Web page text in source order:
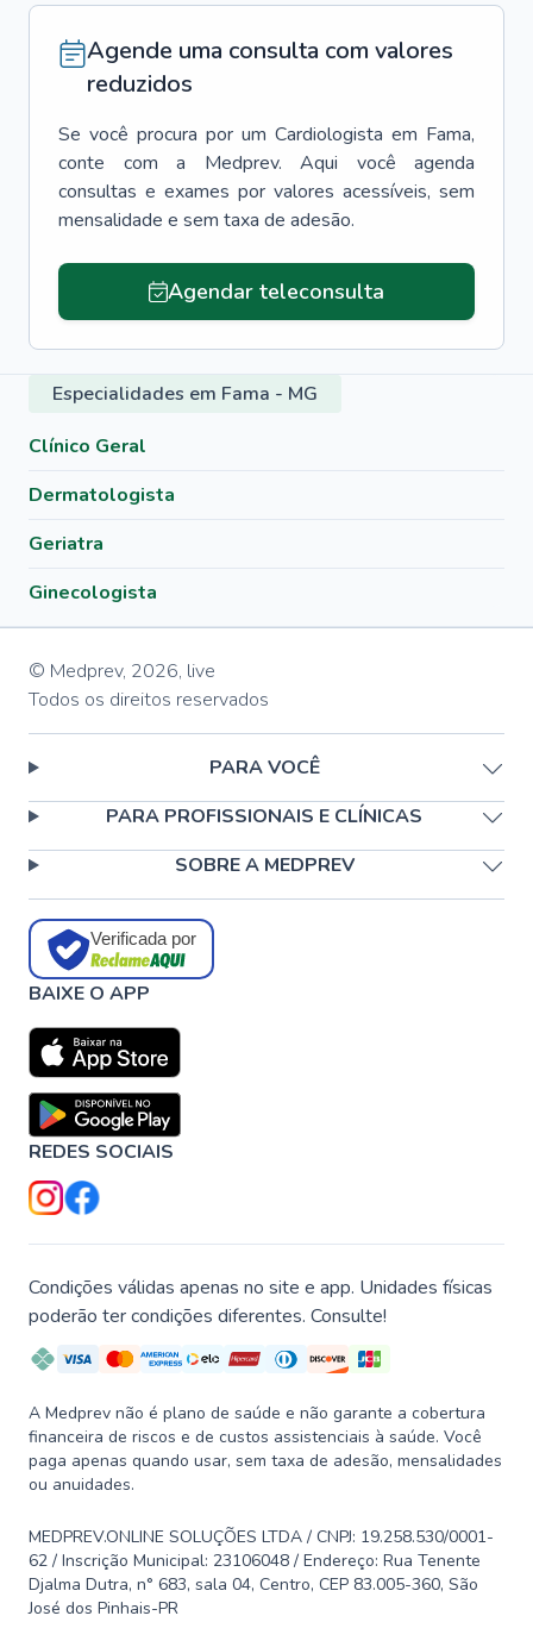
Agende uma consulta com valores
reduzidos
Se você procura por um Cardiologista em Fama,
conte com a Medprev. Aqui você agenda
consultas e exames por valores acessíveis, sem
mensalidade e sem taxa de adesão.
Agendar teleconsulta
Especialidades em Fama - MG
Clínico Geral
Dermatologista
Geriatra
Ginecologista
© Medprev, 2026, live
Todos os direitos reservados
PARA VOCÊ
PARA PROFISSIONAIS E CLÍNICAS
SOBRE A MEDPREV
Verificada por
BAIXE O APP
REDES SOCIAIS
Condições válidas apenas no site e app. Unidades físicas
poderão ter condições diferentes. Consulte!
A Medprev não é plano de saúde e não garante a cobertura
financeira de riscos e de custos assistenciais à saúde. Você
paga apenas quando usar, sem taxa de adesão, mensalidades
ou anuidades.
MEDPREV.ONLINE SOLUÇÕES LTDA / CNPJ: 19.258.530/0001-
62 / Inscrição Municipal: 23106048 / Endereço: Rua Tenente
Djalma Dutra, n° 683, sala 04, Centro, CEP 83.005-360, São
José dos Pinhais-PR